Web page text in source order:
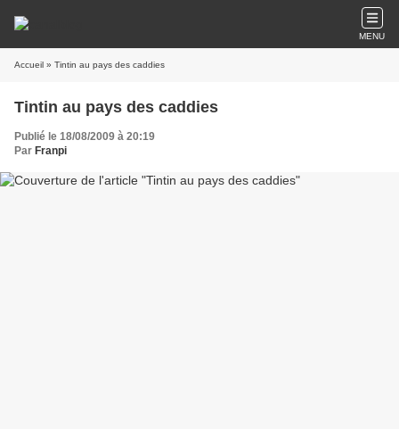
MENU
Accueil » Tintin au pays des caddies
Tintin au pays des caddies
Publié le 18/08/2009 à 20:19
Par Franpi